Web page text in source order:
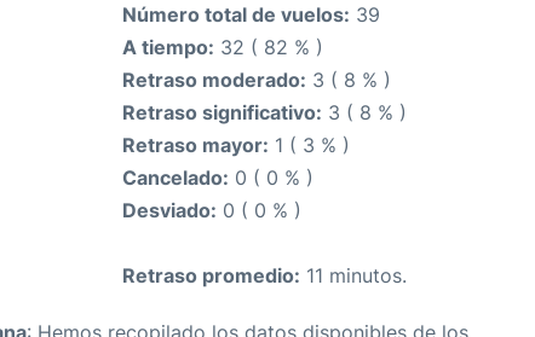
Número total de vuelos: 39
A tiempo: 32 ( 82 % )
Retraso moderado: 3 ( 8 % )
Retraso significativo: 3 ( 8 % )
Retraso mayor: 1 ( 3 % )
Cancelado: 0 ( 0 % )
Desviado: 0 ( 0 % )
Retraso promedio: 11 minutos.
: Hemos recopilado los datos disponibles de los